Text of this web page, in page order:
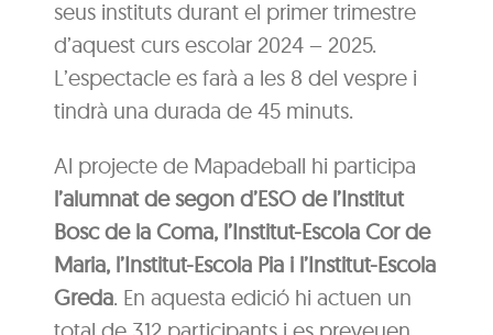
seus instituts durant el primer trimestre
d’aquest curs escolar 2024 – 2025.
L’espectacle es farà a les 8 del vespre i
tindrà una durada de 45 minuts.
Al projecte de Mapadeball hi participa
l’alumnat de segon d’ESO de l’Institut
Bosc de la Coma, l’Institut-Escola Cor de
Maria, l’Institut-Escola Pia i l’Institut-Escola
Greda. En aquesta edició hi actuen un